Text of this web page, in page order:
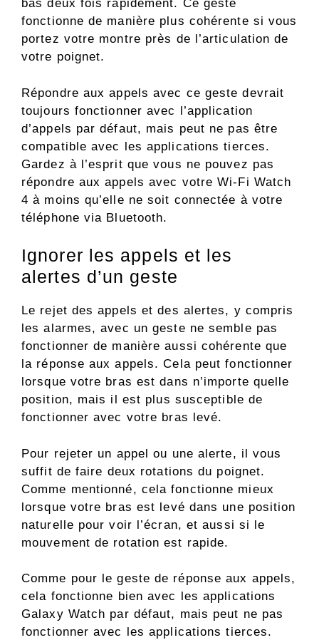
bas deux fois rapidement. Ce geste
fonctionne de manière plus cohérente si vous
portez votre montre près de l’articulation de
votre poignet.
Répondre aux appels avec ce geste devrait
toujours fonctionner avec l’application
d’appels par défaut, mais peut ne pas être
compatible avec les applications tierces.
Gardez à l’esprit que vous ne pouvez pas
répondre aux appels avec votre Wi-Fi Watch
4 à moins qu’elle ne soit connectée à votre
téléphone via Bluetooth.
Ignorer les appels et les
alertes d’un geste
Le rejet des appels et des alertes, y compris
les alarmes, avec un geste ne semble pas
fonctionner de manière aussi cohérente que
la réponse aux appels. Cela peut fonctionner
lorsque votre bras est dans n’importe quelle
position, mais il est plus susceptible de
fonctionner avec votre bras levé.
Pour rejeter un appel ou une alerte, il vous
suffit de faire deux rotations du poignet.
Comme mentionné, cela fonctionne mieux
lorsque votre bras est levé dans une position
naturelle pour voir l’écran, et aussi si le
mouvement de rotation est rapide.
Comme pour le geste de réponse aux appels,
cela fonctionne bien avec les applications
Galaxy Watch par défaut, mais peut ne pas
fonctionner avec les applications tierces.